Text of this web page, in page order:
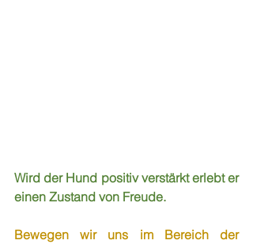
Wird der Hund positiv verstärkt erlebt er
einen Zustand von Freude.
Bewegen wir uns im Bereich der